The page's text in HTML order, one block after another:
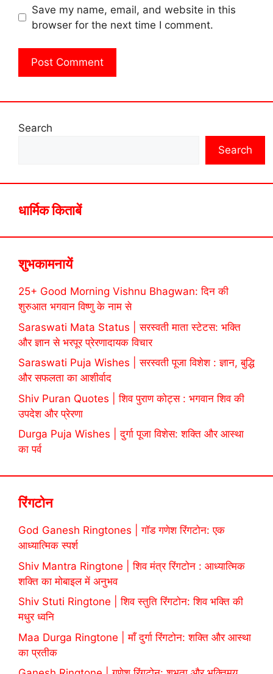
Save my name, email, and website in this
browser for the next time I comment.
Search
Search
धार्मिक किताबें
शुभकामनायें
25+ Good Morning Vishnu Bhagwan: दिन की
शुरुआत भगवान विष्णु के नाम से
Saraswati Mata Status | सरस्वती माता स्टेटस: भक्ति
और ज्ञान से भरपूर प्रेरणादायक विचार
Saraswati Puja Wishes | सरस्वती पूजा विशेश : ज्ञान, बुद्धि
और सफलता का आशीर्वाद
Shiv Puran Quotes | शिव पुराण कोट्स : भगवान शिव की
उपदेश और प्रेरणा
Durga Puja Wishes | दुर्गा पूजा विशेस: शक्ति और आस्था
का पर्व
रिंगटोन
God Ganesh Ringtones | गॉड गणेश रिंगटोन: एक
आध्यात्मिक स्पर्श
Shiv Mantra Ringtone | शिव मंत्र रिंगटोन : आध्यात्मिक
शक्ति का मोबाइल में अनुभव
Shiv Stuti Ringtone | शिव स्तुति रिंगटोन: शिव भक्ति की
मधुर ध्वनि
Maa Durga Ringtone | माँ दुर्गा रिंगटोन: शक्ति और आस्था
का प्रतीक